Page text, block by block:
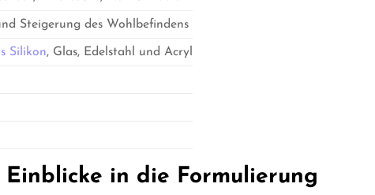
Steigerung des Wohlbefindens
Silikon, Glas, Edelstahl und Acryl
in die Formulierung